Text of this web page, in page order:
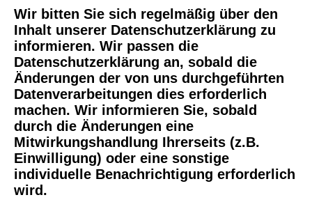
Wir bitten Sie sich regelmäßig über den
Inhalt unserer Datenschutzerklärung zu
informieren. Wir passen die
Datenschutzerklärung an, sobald die
Änderungen der von uns durchgeführten
Datenverarbeitungen dies erforderlich
machen. Wir informieren Sie, sobald
durch die Änderungen eine
Mitwirkungshandlung Ihrerseits (z.B.
Einwilligung) oder eine sonstige
individuelle Benachrichtigung erforderlich
wird.